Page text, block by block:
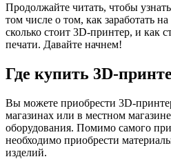
Продолжайте читать, чтобы
том числе о том, как заработать
сколько стоит 3D-принтер, и как
печати. Давайте начнем!
Где купить 3D-
Вы можете приобрести 3D-
магазинах или в местном
оборудования. Помимо самого
необходимо приобрести
изделий.